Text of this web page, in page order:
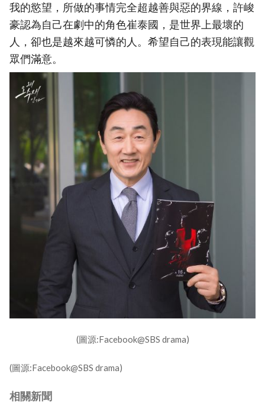
我的慾望，所做的事情完全超越善與惡的界線，許峻
豪認為自己在劇中的角色崔泰國，是世界上最壞的
人，卻也是越來越可憐的人。希望自己的表現能讓觀
眾們滿意。
(圖源:Facebook@SBS drama)
(圖源:Facebook@SBS drama)
相關新聞